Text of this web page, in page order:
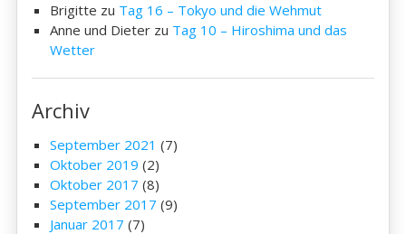
Brigitte zu Tag 16 – Tokyo und die Wehmut
Anne und Dieter zu Tag 10 – Hiroshima und das
Wetter
Archiv
September 2021 (7)
Oktober 2019 (2)
Oktober 2017 (8)
September 2017 (9)
Januar 2017 (7)